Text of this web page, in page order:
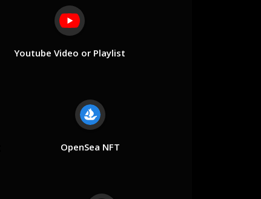
Youtube Video or Playlist
OpenSea NFT